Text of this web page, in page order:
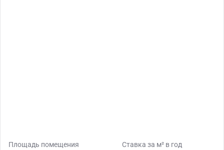
Площадь помещения Ставка за м² в год